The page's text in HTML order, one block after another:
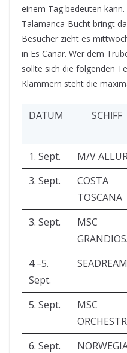
einem Tag bedeuten
Talamanca-Bucht bringt
Besucher zieht es
in Es Canar. Wer dem
sollte sich die folgenden
Klammern steht die
DATUM SCHIFF
1. Sept. M/V
3. Sept.
COSTA
TOSCANA
3. Sept.
MSC
4.–5.
Sept.
5. Sept.
MSC
6. Sept.